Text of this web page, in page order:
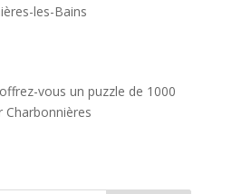
les-Bains
vous un puzzle de 1000
Charbonnières